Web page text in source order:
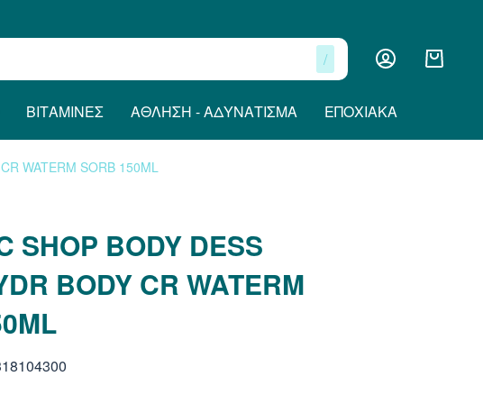
/
ΒΙΤΑΜΊΝΕΣ ΆΘΛΗΣΗ - ΑΔΥΝΆΤΙΣΜΑ ΕΠΟΧΙΑΚΆ
WATERM SORB 150ML
SHOP BODY DESS
BODY CR WATERM